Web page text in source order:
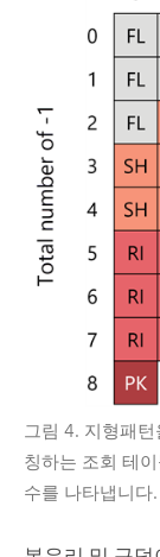
그림 4. 지형패
칭하는 조회 테
수를 나타냅니다.